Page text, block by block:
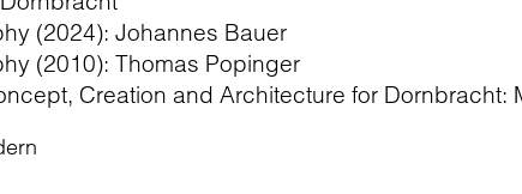
(2024): Johannes Bauer
(2010): Thomas Popinger
Creation and Architecture for Dornbracht: